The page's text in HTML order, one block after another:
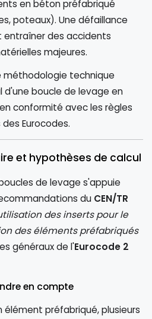
en béton préfabriqué
poteaux). Une défaillance
entraîner des accidents
majeures.
méthodologie technique
d'une boucle de levage en
conformité avec les règles
Eurocodes.
et hypothèses de calcul
de levage s'appuie
du CEN/TR
des inserts pour le
des éléments préfabriqués
généraux de l'Eurocode 2
en compte
élément préfabriqué, plusieurs